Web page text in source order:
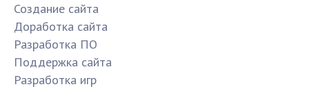
Создание сайта
Доработка сайта
Разработка ПО
Поддержка сайта
Разработка игр